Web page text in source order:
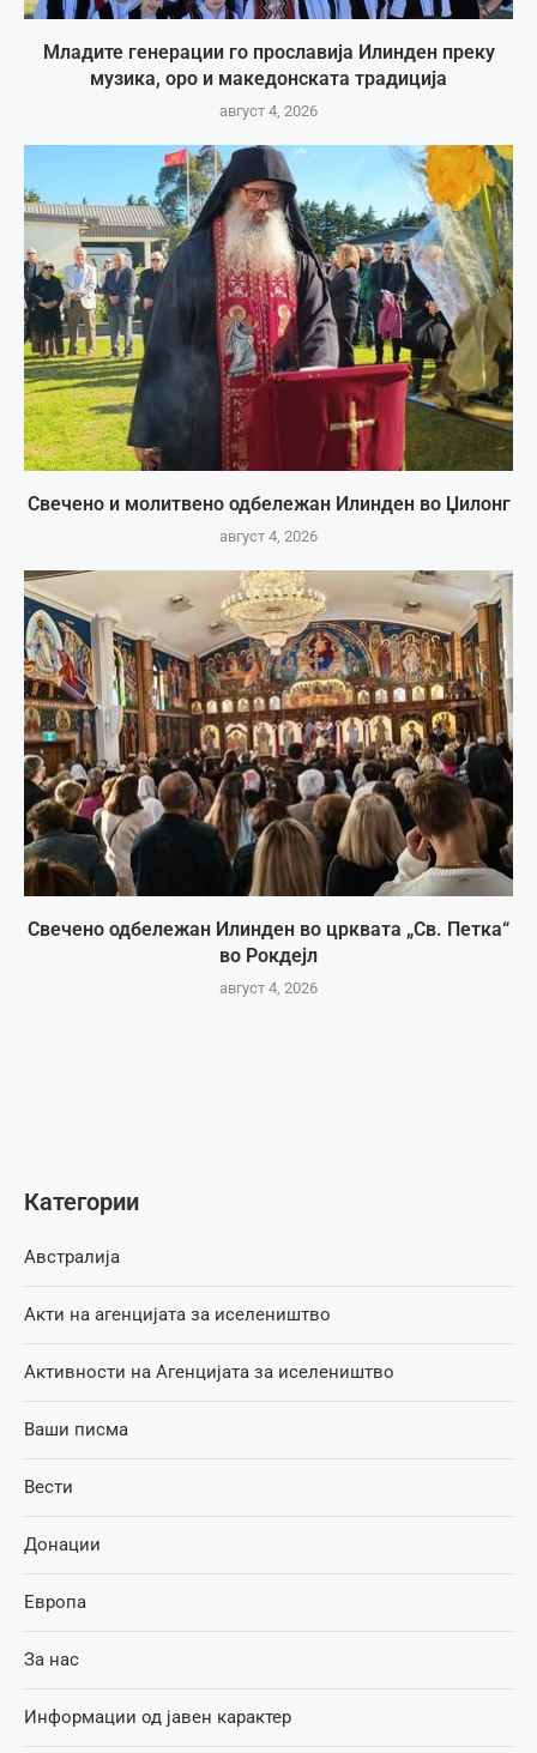
Младите генерации го прославија Илинден преку
музика, оро и македонската традиција
август 4, 2026
Свечено и молитвено одбележан Илинден во Џилонг
август 4, 2026
Свечено одбележан Илинден во црквата „Св. Петка“
во Рокдејл
август 4, 2026
Категории
Австралија
Акти на агенцијата за иселеништво
Активности на Агенцијата за иселеништво
Ваши писма
Вести
Донации
Европа
За нас
Информации од јавен карактер